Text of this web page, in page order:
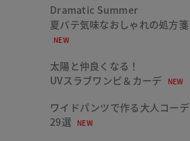
Dramatic Summer
夏バテ気味なおしゃれの処方箋
NEW
太陽と仲良くなる！
UVスラブワンピ＆カーデ
NEW
ワイドパンツで作る大人コーデ
29選
NEW